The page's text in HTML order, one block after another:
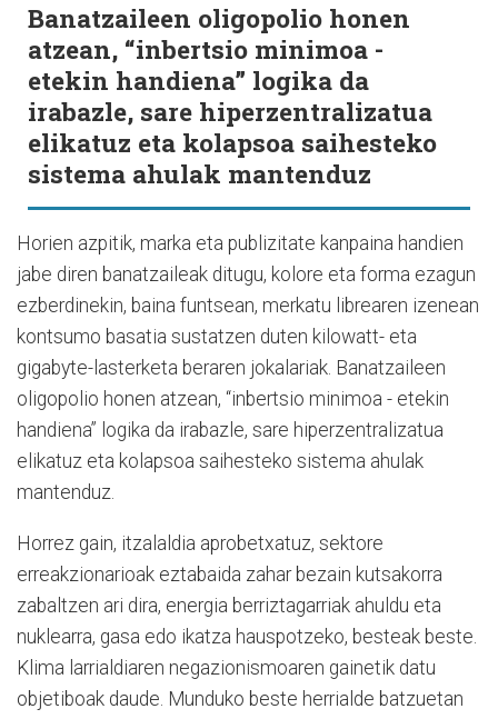
Banatzaileen oligopolio honen
atzean, “inbertsio minimoa -
etekin handiena” logika da
irabazle, sare hiperzentralizatua
elikatuz eta kolapsoa saihesteko
sistema ahulak mantenduz
Horien azpitik, marka eta publizitate kanpaina handien
jabe diren banatzaileak ditugu, kolore eta forma ezagun
ezberdinekin, baina funtsean, merkatu librearen izenean
kontsumo basatia sustatzen duten kilowatt- eta
gigabyte-lasterketa beraren jokalariak. Banatzaileen
oligopolio honen atzean, “inbertsio minimoa - etekin
handiena” logika da irabazle, sare hiperzentralizatua
elikatuz eta kolapsoa saihesteko sistema ahulak
mantenduz.
Horrez gain, itzalaldia aprobetxatuz, sektore
erreakzionarioak eztabaida zahar bezain kutsakorra
zabaltzen ari dira, energia berriztagarriak ahuldu eta
nuklearra, gasa edo ikatza hauspotzeko, besteak beste.
Klima larrialdiaren negazionismoaren gainetik datu
objetiboak daude. Munduko beste herrialde batzuetan